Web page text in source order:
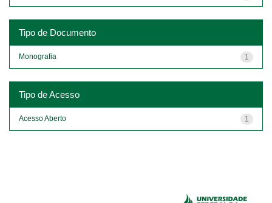
Tipo de Documento
1
Monografia
Tipo de Acesso
1
Acesso Aberto